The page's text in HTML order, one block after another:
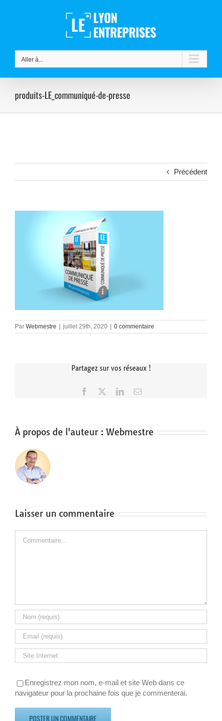
Aller à...
produits-LE_communiqué-de-presse
Précédent
Par Webmestre juillet 29th, 2020 0 commentaire
Partagez sur vos réseaux !
Facebook LinkedInEmail
À propos de l'auteur : Webmestre
Laisser un commentaire
Enregistrez mon nom, e-mail et site Web dans ce
navigateur pour la prochaine fois que je commenterai.